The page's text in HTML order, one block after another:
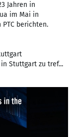
Jahren in
im Mai in
berichten.
Stuttgart zu tref...